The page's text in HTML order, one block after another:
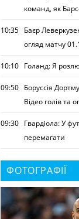
команд, як
10:35 Баєр
огляд матчу
10:10 Голанд: Я
09:50 Боруссія
Відео голів та
09:30 Гвардіола: У
перемагати
ФОТОГРАФІЇ